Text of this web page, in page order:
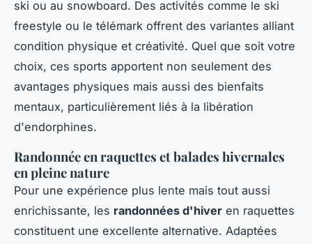
ski ou au snowboard. Des activités comme le ski
freestyle ou le télémark offrent des variantes alliant
condition physique et créativité. Quel que soit votre
choix, ces sports apportent non seulement des
avantages physiques mais aussi des bienfaits
mentaux, particulièrement liés à la libération
d'endorphines.
Randonnée en raquettes et balades hivernales
en pleine nature
Pour une expérience plus lente mais tout aussi
enrichissante, les randonnées d'hiver en raquettes
constituent une excellente alternative. Adaptées